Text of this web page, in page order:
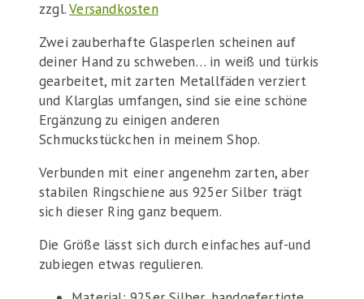
zzgl.Versandkosten
Zwei zauberhafte Glasperlen scheinen auf
deiner Hand zu schweben… in weiß und türkis
gearbeitet, mit zarten Metallfäden verziert
und Klarglas umfangen, sind sie eine schöne
Ergänzung zu einigen anderen
Schmuckstückchen in meinem Shop.
Verbunden mit einer angenehm zarten, aber
stabilen Ringschiene aus 925er Silber trägt
sich dieser Ring ganz bequem.
Die Größe lässt sich durch einfaches auf-und
zubiegen etwas regulieren.